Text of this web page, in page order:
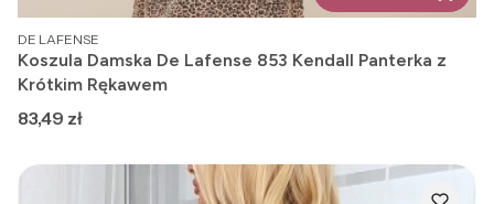
PRODUCENT
DE LAFENSE
Koszula Damska De Lafense 853 Kendall Panterka z
Krótkim Rękawem
Cena
83,49 zł